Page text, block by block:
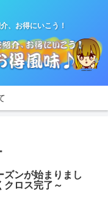
、お得にいこう！
ズンが始まりまし
クロス完了～